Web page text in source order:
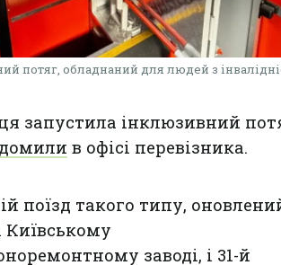
потяг, обладнаний для людей з
запустила інклюзивний
в офісі перевізника.
поїзд такого типу,
Київському
заводі, і 31-й